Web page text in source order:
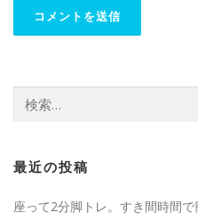
最近の投稿
座って2分脚トレ。すき間時間